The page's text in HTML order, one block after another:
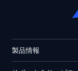
製品情報